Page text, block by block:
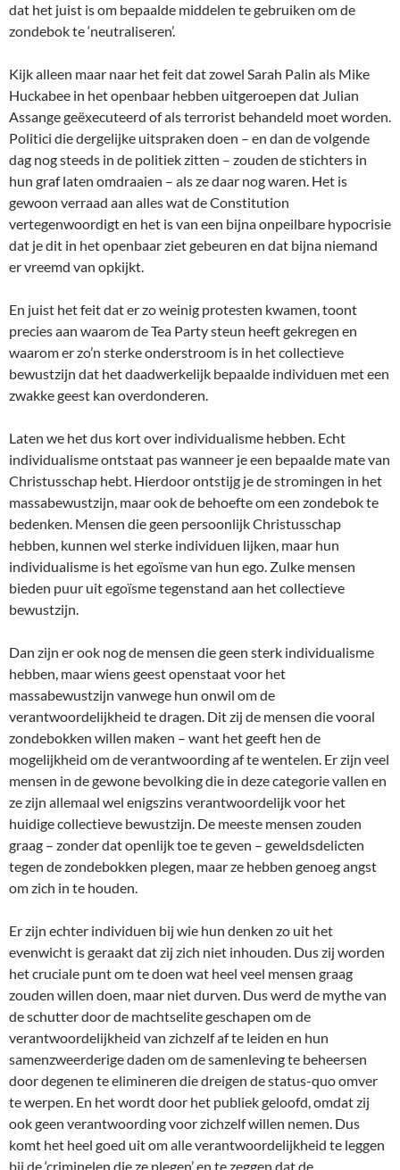
dat het juist is om bepaalde middelen te gebruiken om de
zondebok te ‘neutraliseren’.
Kijk alleen maar naar het feit dat zowel Sarah Palin als Mike
Huckabee in het openbaar hebben uitgeroepen dat Julian
Assange geëxecuteerd of als terrorist behandeld moet worden.
Politici die dergelijke uitspraken doen – en dan de volgende
dag nog steeds in de politiek zitten – zouden de stichters in
hun graf laten omdraaien – als ze daar nog waren. Het is
gewoon verraad aan alles wat de Constitution
vertegenwoordigt en het is van een bijna onpeilbare hypocrisie
dat je dit in het openbaar ziet gebeuren en dat bijna niemand
er vreemd van opkijkt.
En juist het feit dat er zo weinig protesten kwamen, toont
precies aan waarom de Tea Party steun heeft gekregen en
waarom er zo’n sterke onderstroom is in het collectieve
bewustzijn dat het daadwerkelijk bepaalde individuen met een
zwakke geest kan overdonderen.
Laten we het dus kort over individualisme hebben. Echt
individualisme ontstaat pas wanneer je een bepaalde mate van
Christusschap hebt. Hierdoor ontstijg je de stromingen in het
massabewustzijn, maar ook de behoefte om een zondebok te
bedenken. Mensen die geen persoonlijk Christusschap
hebben, kunnen wel sterke individuen lijken, maar hun
individualisme is het egoïsme van hun ego. Zulke mensen
bieden puur uit egoïsme tegenstand aan het collectieve
bewustzijn.
Dan zijn er ook nog de mensen die geen sterk individualisme
hebben, maar wiens geest openstaat voor het
massabewustzijn vanwege hun onwil om de
verantwoordelijkheid te dragen. Dit zij de mensen die vooral
zondebokken willen maken – want het geeft hen de
mogelijkheid om de verantwoording af te wentelen. Er zijn veel
mensen in de gewone bevolking die in deze categorie vallen en
ze zijn allemaal wel enigszins verantwoordelijk voor het
huidige collectieve bewustzijn. De meeste mensen zouden
graag – zonder dat openlijk toe te geven – geweldsdelicten
tegen de zondebokken plegen, maar ze hebben genoeg angst
om zich in te houden.
Er zijn echter individuen bij wie hun denken zo uit het
evenwicht is geraakt dat zij zich niet inhouden. Dus zij worden
het cruciale punt om te doen wat heel veel mensen graag
zouden willen doen, maar niet durven. Dus werd de mythe van
de schutter door de machtselite geschapen om de
verantwoordelijkheid van zichzelf af te leiden en hun
samenzweerderige daden om de samenleving te beheersen
door degenen te elimineren die dreigen de status-quo omver
te werpen. En het wordt door het publiek geloofd, omdat zij
ook geen verantwoording voor zichzelf willen nemen. Dus
komt het heel goed uit om alle verantwoordelijkheid te leggen
bij de ‘criminelen die ze plegen’ en te zeggen dat de